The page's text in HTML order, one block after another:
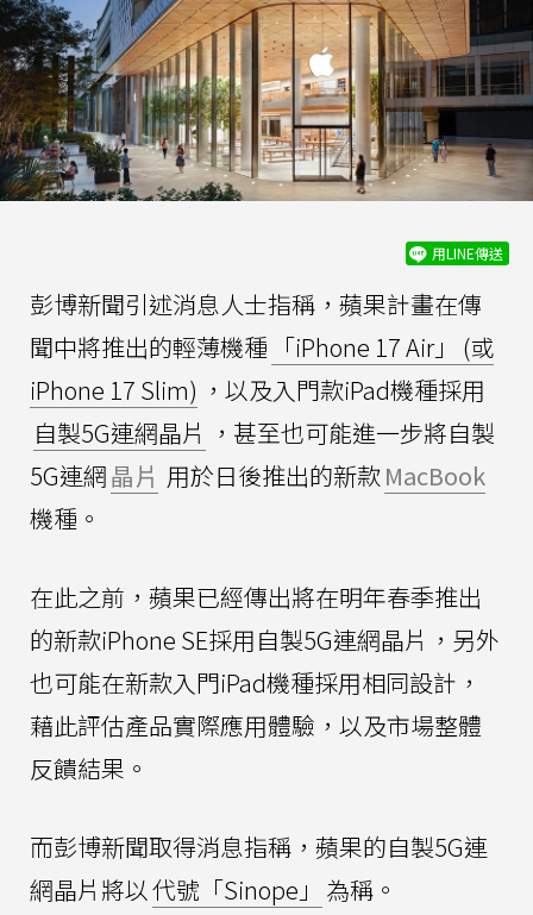
用LINE傳送
彭博新聞引述消息人士指稱，蘋果計畫在傳
聞中將推出的輕薄機種 「iPhone 17 Air」 (或
iPhone 17 Slim) ，以及入門款iPad機種採用
自製5G連網晶片 ，甚至也可能進一步將自製
5G連網晶片 用於日後推出的新款MacBook
機種。
在此之前，蘋果已經傳出將在明年春季推出
的新款iPhone SE採用自製5G連網晶片，另外
也可能在新款入門iPad機種採用相同設計，
藉此評估產品實際應用體驗，以及市場整體
反饋結果。
而彭博新聞取得消息指稱，蘋果的自製5G連
網晶片將以代號「Sinope」 為稱。